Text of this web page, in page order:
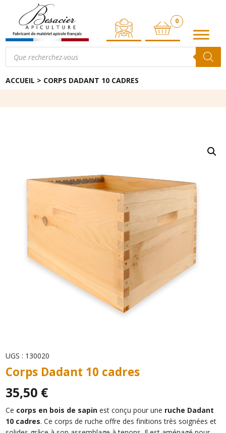
0
ARTICLE
Recherche
produits
ACCUEIL > CORPS DADANT 10 CADRES
UGS : 130020
Corps Dadant 10 cadres
35,50 €
Ce corps en bois de sapinest conçu pour une ruche Dadant
10 cadres. Ce corps de ruche offre des finitions très soignées et